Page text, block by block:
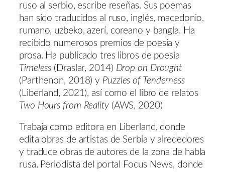
ruso al serbio, escribe reseñas. Sus poemas
han sido traducidos al ruso, inglés, macedonio,
rumano, uzbeko, azerí, coreano y bangla. Ha
recibido numerosos premios de poesía y
prosa. Ha publicado tres libros de poesía
Timeless (Draslar, 2014) Drop on Drought
(Parthenon, 2018) y Puzzles of Tenderness
(Liberland, 2021), así como el libro de relatos
Two Hours from Reality(AWS, 2020)
Trabaja como editora en Liberland, donde
edita obras de artistas de Serbia y alrededores
y traduce obras de autores de la zona de habla
rusa. Periodista del portal Focus News, donde